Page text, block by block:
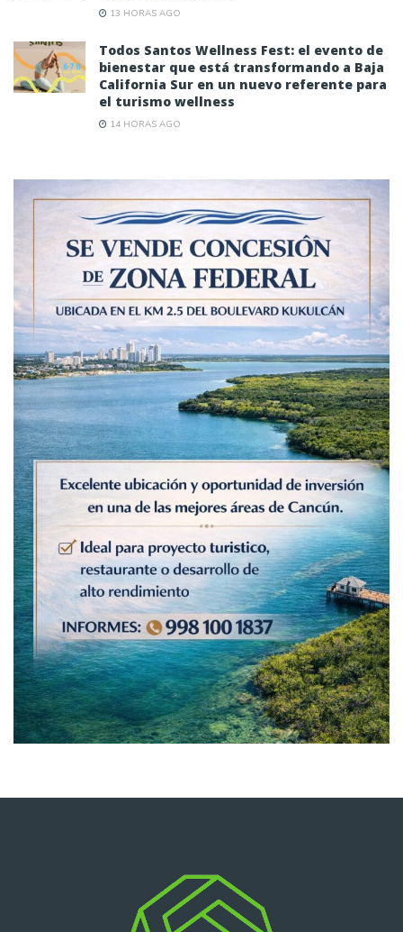
13 HORAS AGO
Todos Santos Wellness Fest: el evento de
bienestar que está transformando a Baja
California Sur en un nuevo referente para
el turismo wellness
14 HORAS AGO